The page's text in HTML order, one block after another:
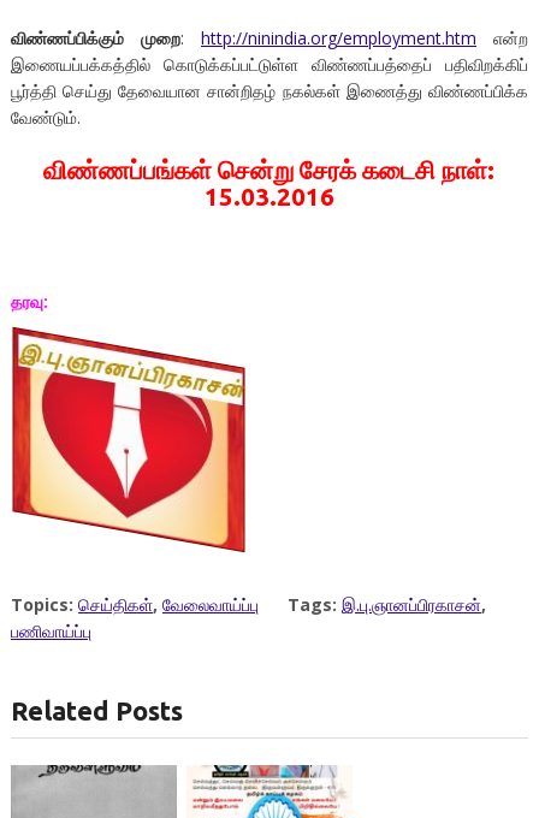
விண்ணப்பிக்கும் முறை:http://ninindia.org/employment.htm என்ற
இணையப்பக்கத்தில் கொடுக்கப்பட்டுள்ள விண்ணப்பத்தைப் பதிவிறக்கிப்
பூர்த்தி செய்து தேவையான சான்றிதழ் நகல்கள் இணைத்து விண்ணப்பிக்க
வேண்டும்.
விண்ணப்பங்கள் சென்று சேரக் கடைசி நாள்:
15.03.2016
தரவு:
Topics: செய்திகள், வேலைவாய்ப்பு Tags: இ.பு.ஞானப்பிரகாசன்,
பணிவாய்ப்பு
Related Posts